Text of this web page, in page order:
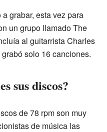
grabar, esta vez para
un grupo llamado The
al guitarrista Charles
solo 16 canciones.
sus discos?
de 78 rpm son muy
de música las